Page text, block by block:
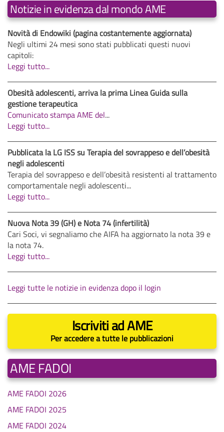
Notizie in evidenza dal mondo AME
Novità di Endowiki (pagina costantemente aggiornata)
Negli ultimi 24 mesi sono stati pubblicati questi nuovi
capitoli:
Leggi tutto...
Obesità adolescenti, arriva la prima Linea Guida sulla
gestione terapeutica
Comunicato stampa AME del...
Leggi tutto...
Pubblicata la LG ISS su Terapia del sovrappeso e dell’obesità
negli adolescenti
Terapia del sovrappeso e dell’obesità resistenti al trattamento
comportamentale negli adolescenti...
Leggi tutto...
Nuova Nota 39 (GH) e Nota 74 (infertilità)
Cari Soci, vi segnaliamo che AIFA ha aggiornato la nota 39 e
la nota 74.
Leggi tutto...
Leggi tutte le notizie in evidenza dopo il login
Iscriviti ad AME
Per accedere a tutte le pubblicazioni
AME FADOI
AME FADOI 2026
AME FADOI 2025
AME FADOI 2024